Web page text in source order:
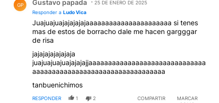
GP Gustavo papada
25 DE ENERO DE 2025
Responder a Ludo Vica
Juajuajuajajajajajaaaaaaaaaaaaaaaaaaaaaa si tenes
mas de estos de borracho dale me hacen gargggar
de risa
jajajajajajajaja
juajuajuajuajajajajjaaaaaaaaaaaaaaaaaaaaaaaaaaaaaa
aaaaaaaaaaaaaaaaaaaaaaaaaaaaaaaaaa
tanbuenichimos
RESPONDER 1 2 COMPARTIR
MARCAR